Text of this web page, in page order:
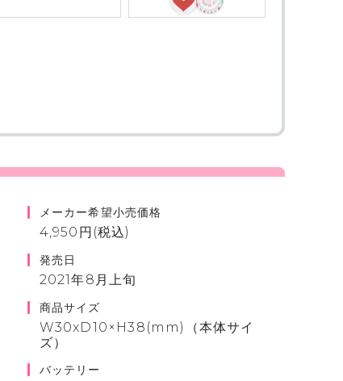
メーカー希望小売価格
4,950円(税込)
発売日
2021年8月上旬
商品サイズ
W30xD10×H38(mm)（本体サイ
ズ）
バッテリー